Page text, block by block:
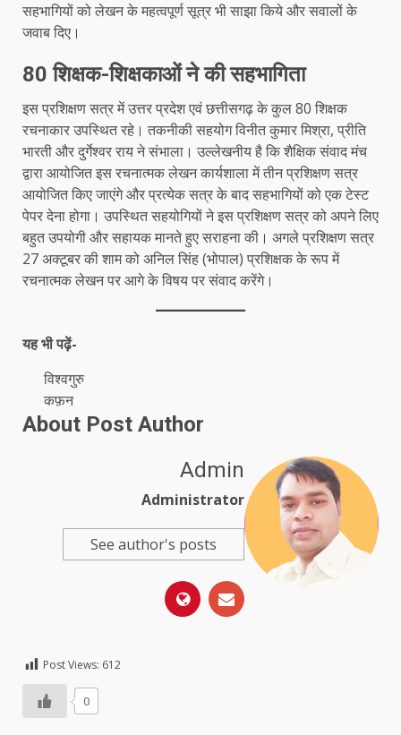
सहभागियों को लेखन के महत्वपूर्ण सूत्र भी साझा किये और सवालों के
जवाब दिए।
80 शिक्षक-शिक्षकाओं ने की सहभागिता
इस प्रशिक्षण सत्र में उत्तर प्रदेश एवं छत्तीसगढ़ के कुल 80 शिक्षक
रचनाकार उपस्थित रहे। तकनीकी सहयोग विनीत कुमार मिश्रा, प्रीति
भारती और दुर्गेश्वर राय ने संभाला। उल्लेखनीय है कि शैक्षिक संवाद मंच
द्वारा आयोजित इस रचनात्मक लेखन कार्यशाला में तीन प्रशिक्षण सत्र
आयोजित किए जाएंगे और प्रत्येक सत्र के बाद सहभागियों को एक टेस्ट
पेपर देना होगा। उपस्थित सहयोगियों ने इस प्रशिक्षण सत्र को अपने लिए
बहुत उपयोगी और सहायक मानते हुए सराहना की। अगले प्रशिक्षण सत्र
27 अक्टूबर की शाम को अनिल सिंह (भोपाल) प्रशिक्षक के रूप में
रचनात्मक लेखन पर आगे के विषय पर संवाद करेंगे।
यह भी पढ़ें-
विश्वगुरु
कफ़न
About Post Author
Admin
Administrator
See author's posts
Post Views: 612
0